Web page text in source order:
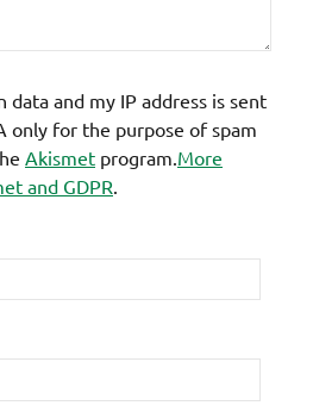
data and my IP address is sent
only for the purpose of spam
Akismet program. More
and GDPR